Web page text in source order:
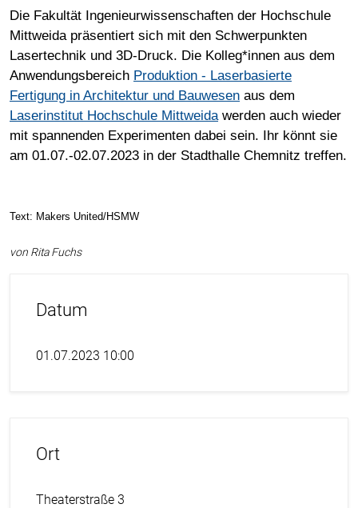
Die Fakultät Ingenieurwissenschaften der Hochschule
Mittweida präsentiert sich mit den Schwerpunkten
Lasertechnik und 3D-Druck. Die Kolleg*innen aus dem
Anwendungsbereich Produktion - Laserbasierte
Fertigung in Architektur und Bauwesen aus dem
Laserinstitut Hochschule Mittweida werden auch wieder
mit spannenden Experimenten dabei sein. Ihr könnt sie
am 01.07.-02.07.2023 in der Stadthalle Chemnitz treffen.
Text: Makers United/HSMW
von Rita Fuchs
Datum
01.07.2023 10:00
Ort
Theaterstraße 3